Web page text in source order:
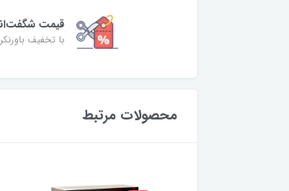
قیمت
با تخفیف
محصولات مرتبط